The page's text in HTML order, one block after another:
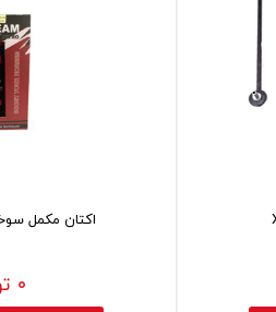
اکتان مکمل
۰ تومان